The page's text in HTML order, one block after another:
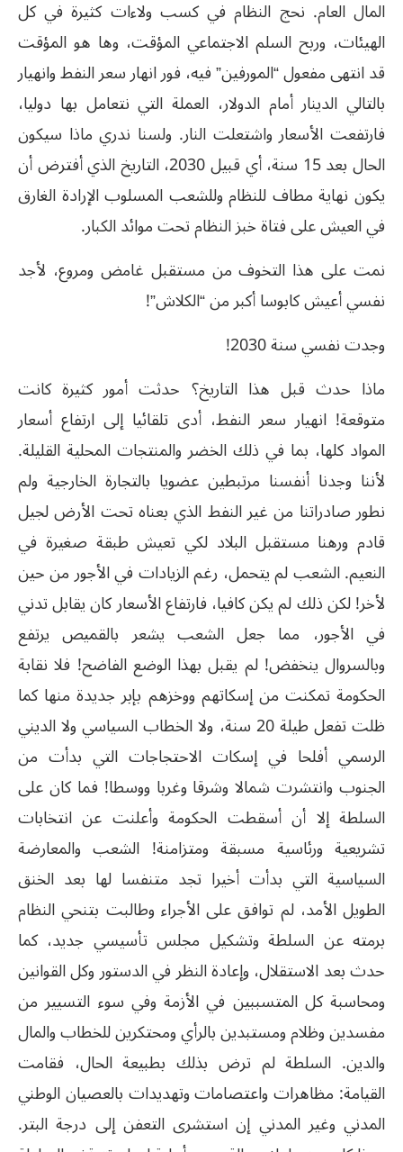
المال العام. نحج النظام في كسب ولاءات كثيرة في كل
الهيئات، وربح السلم الاجتماعي المؤقت، وها هو المؤقت
قد انتهى مفعول “المورفين” فيه، فور انهار سعر النفط وانهيار
بالتالي الدينار أمام الدولار، العملة التي نتعامل بها دوليا،
فارتفعت الأسعار واشتعلت النار. ولسنا ندري ماذا سيكون
الحال بعد 15 سنة، أي قبيل 2030، التاريخ الذي أفترض أن
يكون نهاية مطاف للنظام وللشعب المسلوب الإرادة الغارق
في العيش على فتاة خبز النظام تحت موائد الكبار.
نمت على هذا التخوف من مستقبل غامض ومروع، لأجد
نفسي أعيش كابوسا أكبر من “الكلاش”!
وجدت نفسي سنة 2030!
ماذا حدث قبل هذا التاريخ؟ حدثت أمور كثيرة كانت
متوقعة! انهيار سعر النفط، أدى تلقائيا إلى ارتفاع أسعار
المواد كلها، بما في ذلك الخضر والمنتجات المحلية القليلة.
لأننا وجدنا أنفسنا مرتبطين عضويا بالتجارة الخارجية ولم
نطور صادراتنا من غير النفط الذي بعناه تحت الأرض لجيل
قادم ورهنا مستقبل البلاد لكي تعيش طبقة صغيرة في
النعيم. الشعب لم يتحمل، رغم الزيادات في الأجور من حين
لأخر! لكن ذلك لم يكن كافيا، فارتفاع الأسعار كان يقابل تدني
في الأجور، مما جعل الشعب يشعر بالقميص يرتفع
وبالسروال ينخفض! لم يقبل بهذا الوضع الفاضح! فلا نقابة
الحكومة تمكنت من إسكاتهم ووخزهم بإبر جديدة منها كما
ظلت تفعل طيلة 20 سنة، ولا الخطاب السياسي ولا الديني
الرسمي أفلحا في إسكات الاحتجاجات التي بدأت من
الجنوب وانتشرت شمالا وشرقا وغربا ووسطا! فما كان على
السلطة إلا أن أسقطت الحكومة وأعلنت عن انتخابات
تشريعية ورئاسية مسبقة ومتزامنة! الشعب والمعارضة
السياسية التي بدأت أخيرا تجد متنفسا لها بعد الخنق
الطويل الأمد، لم توافق على الأجراء وطالبت بتنحي النظام
برمته عن السلطة وتشكيل مجلس تأسيسي جديد، كما
حدث بعد الاستقلال، وإعادة النظر في الدستور وكل القوانين
ومحاسبة كل المتسببين في الأزمة وفي سوء التسيير من
مفسدين وظلام ومستبدين بالرأي ومحتكرين للخطاب والمال
والدين. السلطة لم ترض بذلك بطبيعة الحال، فقامت
القيامة: مظاهرات واعتصامات وتهديدات بالعصيان الوطني
المدني وغير المدني إن استشرى التعفن إلى درجة البتر.